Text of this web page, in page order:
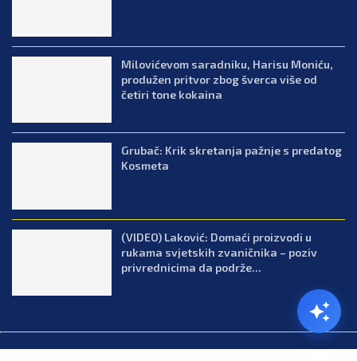
Milovićevom saradniku, Harisu Moniću,
produžen pritvor zbog šverca više od
četiri tone kokaina
Grubač: Krik skretanja pažnje s predatog
Kosmeta
(VIDEO) Laković: Domaći proizvodi u
rukama svjetskih zvaničnika – poziv
privrednicima da podrže...